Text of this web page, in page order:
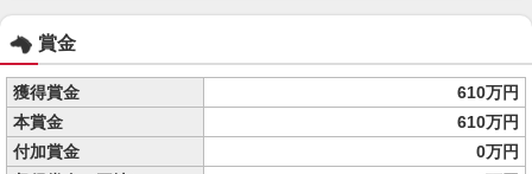
賞金
獲得賞金
610万円
本賞金
610万円
付加賞金
0万円